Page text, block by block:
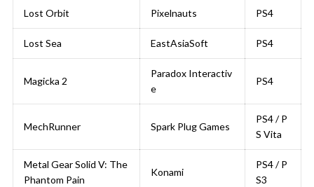
Lost Orbit Pixelnauts PS4
Lost Sea EastAsiaSoft PS4
Magicka 2
Paradox Interactiv
e
PS4
MechRunner Spark Plug Games
PS4 / P
S Vita
Metal Gear Solid V: The
Phantom Pain
Konami
PS4 / P
S3